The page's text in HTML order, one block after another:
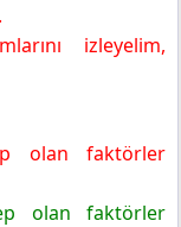
izleyelim,
olan faktörler
olan faktörler